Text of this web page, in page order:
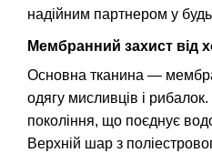
надійним партнером у
Мембранний захист від
Основна тканина —
одягу мисливців і
покоління, що поєднує
Верхній шар з